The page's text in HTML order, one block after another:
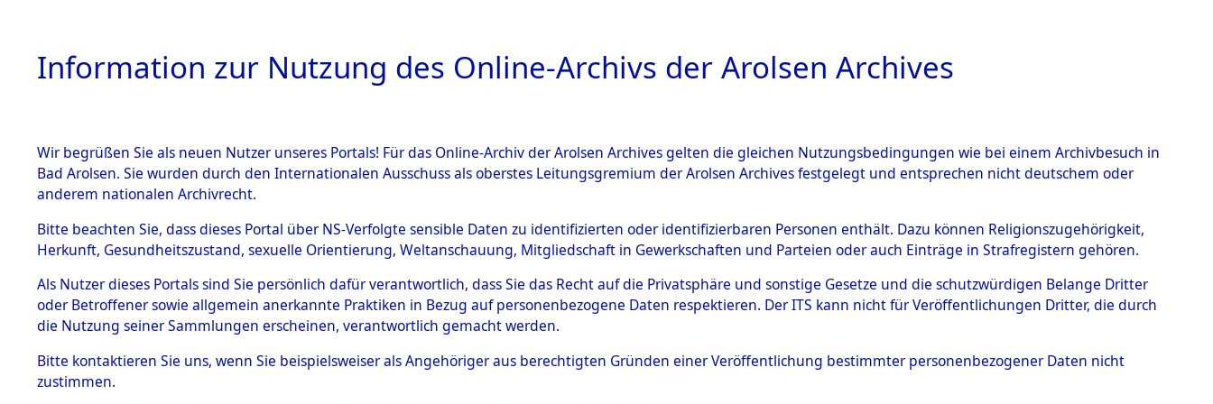
HOME BESTANDSBESCHREIBUNG PERSONENINDEX PERSON
BESTÄNDE
Inhaftierungsdoku
mente
1.2.9 Beim ITS
verwahrte
1.2.9.1
Effekten aus
5AktenfürSEMANYSZYN, JOSEF
SEMANYSZYN, JOSEF
geb. 12. Dezember 1908
Land
Polen
Information zur Nutzung des Online-Archivs der Arolsen Archives
Wir begrüßen Sie als neuen Nutzer unseres Portals! Für das Online-Archiv der Arolsen Archives gelten die gleichen Nutzungsbedingungen wie bei einem Archivbesuch in
Bad Arolsen. Sie wurden durch den Internationalen Ausschuss als oberstes Leitungsgremium der Arolsen Archives festgelegt und entsprechen nicht deutschem oder
anderem nationalen Archivrecht.
Bitte beachten Sie, dass dieses Portal über NS-Verfolgte sensible Daten zu identifizierten oder identifizierbaren Personen enthält. Dazu können Religionszugehörigkeit,
Herkunft, Gesundheitszustand, sexuelle Orientierung, Weltanschauung, Mitgliedschaft in Gewerkschaften und Parteien oder auch Einträge in Strafregistern gehören.
Als Nutzer dieses Portals sind Sie persönlich dafür verantwortlich, dass Sie das Recht auf die Privatsphäre und sonstige Gesetze und die schutzwürdigen Belange Dritter
oder Betroffener sowie allgemein anerkannte Praktiken in Bezug auf personenbezogene Daten respektieren. Der ITS kann nicht für Veröffentlichungen Dritter, die durch
die Nutzung seiner Sammlungen erscheinen, verantwortlich gemacht werden.
Bitte kontaktieren Sie uns, wenn Sie beispielsweiser als Angehöriger aus berechtigten Gründen einer Veröffentlichung bestimmter personenbezogener Daten nicht
zustimmen.